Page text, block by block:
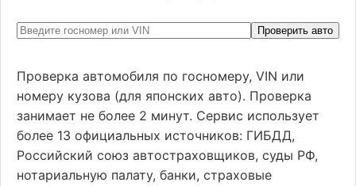
Проверить авто
Проверка автомобиля по госномеру, VIN или
номеру кузова (для японских авто). Проверка
занимает не более 2 минут. Сервис использует
более 13 официальных источников: ГИБДД,
Российский союз автостраховщиков, суды РФ,
нотариальную палату, банки, страховые